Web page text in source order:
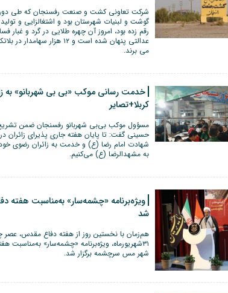
شرکت تعاونی کشت و صنعت رفسنجان که طی
گوشت و لبنیات شهرستان بود و اشتغالزایی و
رقم زده بود، امروز آن چهره طلایی در گرد و غبار
عدالتی پنهان شده است و ۱۲ هزار
می برند.
خدمت رسانی موکب «بی بی شهربانو» به
کربلا+تصایر
مسؤول موکب بی‌بی شهربانو رفسنجان ضمن
حسینی گفت: تا پایان هفته جاری پذیرای زائران
شهادت امام رضا (ع) و خدمت به زائران رضوی
به مشهدالرضا (ع) می‌کنیم.
ویژه‌برنامه «چشمه‌سار» به‌مناسبت هفته
‌شد
هم‌زمان با نخستین روز از هفته دفاع مقدس، عصر
۳۱شهریورماه، ویژه‌برنامه «چشمه‌سار» به‌مناسبت
شهر مس سرچشمه برگزار ‌شد.